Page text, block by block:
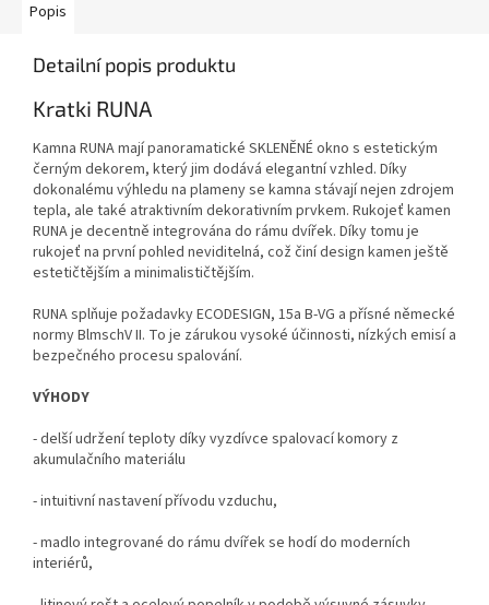
Popis
Detailní popis produktu
Kratki RUNA
Kamna RUNA mají panoramatické SKLENĚNÉ okno s estetickým
černým dekorem, který jim dodává elegantní vzhled. Díky
dokonalému výhledu na plameny se kamna stávají nejen zdrojem
tepla, ale také atraktivním dekorativním prvkem. Rukojeť kamen
RUNA je decentně integrována do rámu dvířek. Díky tomu je
rukojeť na první pohled neviditelná, což činí design kamen ještě
estetičtějším a minimalističtějším.
RUNA splňuje požadavky ECODESIGN, 15a B-VG a přísné německé
normy BlmschV II. To je zárukou vysoké účinnosti, nízkých emisí a
bezpečného procesu spalování.
VÝHODY
- delší udržení teploty díky vyzdívce spalovací komory z
akumulačního materiálu
- intuitivní nastavení přívodu vzduchu,
- madlo integrované do rámu dvířek se hodí do moderních
interiérů,